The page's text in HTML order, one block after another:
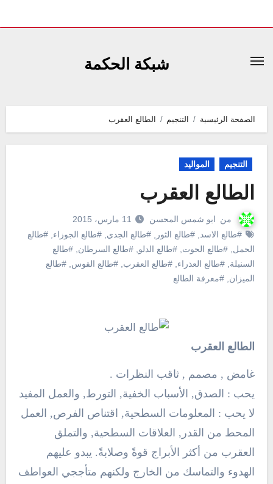
شبكة الحكمة
الصفحة الرئيسية التنجيم الطالع العقرب
التنجيم المواليد
الطالع العقرب
من ابو شمس المحسن
11 مارس، 2015
#طالع الاسد, #طالع الثور , #طالع الجدي, #طالع الجوزاء, #طالع
الحمل, #طالع الحوت, #طالع الدلو, #طالع السرطان, #طالع
السنبلة, #طالع العذراء, #طالع العقرب, #طالع القوس, #طالع
الميزان, #معرفة الطالع
الطالع العقرب
غامض , مصمم , ثاقب النظرات .
يحب : الصدق, الأسباب الخفية, التورط, والعمل المفيد
لا يحب : المعلومات السطحية, اقتناص الفرص, العمل
المحط من القدر, العلاقات السطحية, والتملق
العقرب من أكثر الأبراج قوةً وصلابةً. يبدو عليهم
الهدوء والتماسك من الخارج ولكنهم متأججي العواطف